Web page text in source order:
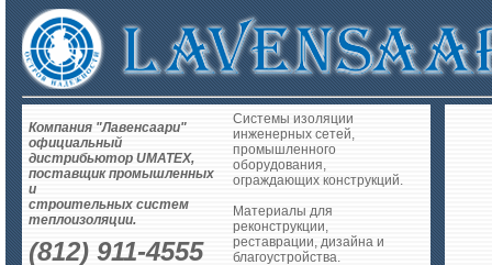
Компания "Лавенсаари"
официальный
дистрибьютор UMATEX,
поставщик промышленных
и
строительных систем
теплоизоляции.
(812) 911-4555
Системы изоляции
инженерных сетей,
промышленного
оборудования,
ограждающих конструкций.
Материалы для
реконструкции,
реставрации, дизайна и
благоустройства.